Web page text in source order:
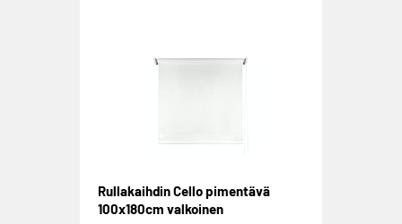
Rullakaihdin Cello pimentävä
100x180cm valkoinen